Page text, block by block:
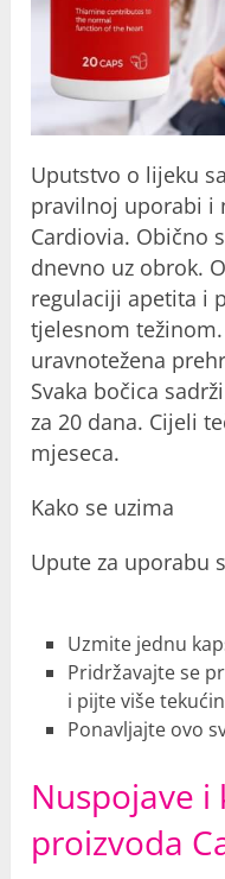
Uputstvo o lijeku
pravilnoj uporabi i
Cardiovia. Obično
dnevno uz obrok.
regulaciji apetita i
tjelesnom
uravnotežena
Svaka bočica
za 20 dana. Cijeli
mjeseca.
Kako se uzima
Upute za uporabu
Uzmite jednu
Pridržavajte se
i pijte više
Ponavljajte ovo
Nuspojave
proizvoda